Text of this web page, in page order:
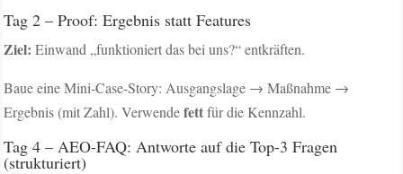
Tag 2 – Proof: Ergebnis statt Features
Ziel: Einwand „funktioniert das bei uns?“ entkräften.
Baue eine Mini-Case-Story: Ausgangslage → Maßnahme →
Ergebnis (mit Zahl). Verwendefettfür die Kennzahl.
Tag 4 – AEO-FAQ: Antworte auf die Top-3 Fragen
(strukturiert)